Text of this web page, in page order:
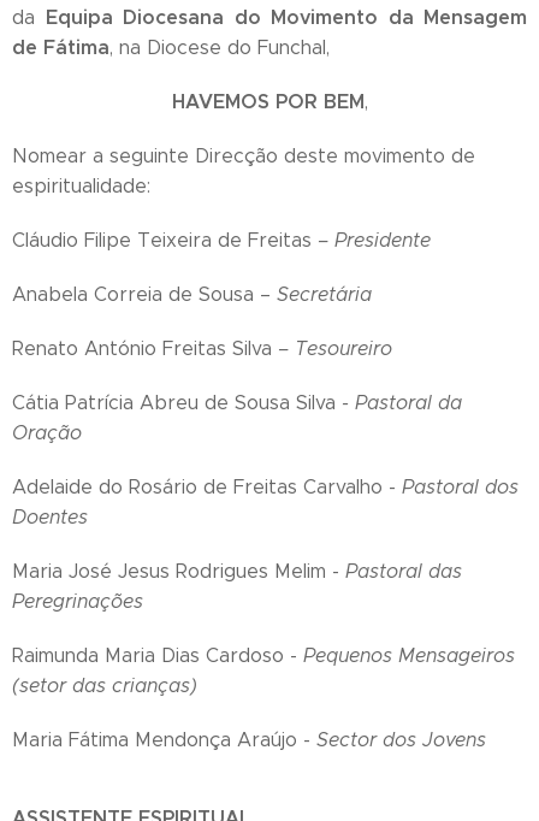
da Equipa Diocesana do Movimento da Mensagem
de Fátima, na Diocese do Funchal,
HAVEMOS POR BEM,
Nomear a seguinte Direcção deste movimento de
espiritualidade:
Cláudio Filipe Teixeira de Freitas – Presidente
Anabela Correia de Sousa – Secretária
Renato António Freitas Silva – Tesoureiro
Cátia Patrícia Abreu de Sousa Silva - Pastoral da
Oração
Adelaide do Rosário de Freitas Carvalho - Pastoral dos
Doentes
Maria José Jesus Rodrigues Melim - Pastoral das
Peregrinações
Raimunda Maria Dias Cardoso - Pequenos Mensageiros
(setor das crianças)
Maria Fátima Mendonça Araújo - Sector dos Jovens